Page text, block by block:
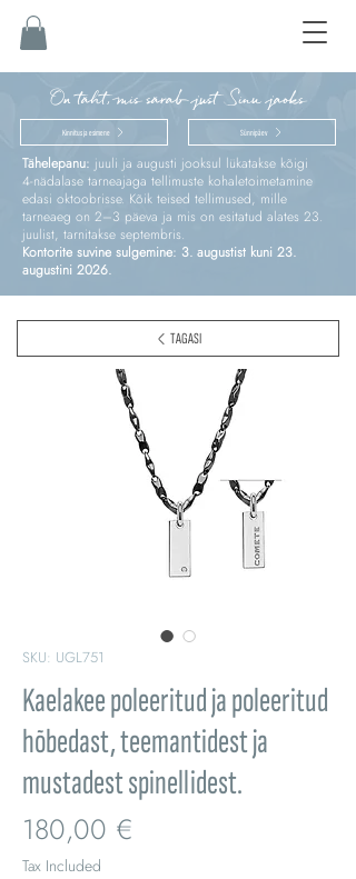
On täht, mis särab just Sinu jaoks
Kinnitus ja esimene Sünnipäev
Tähelepanu: juuli ja augusti jooksul lükatakse kõigi
4‑nädalase tarneajaga tellimuste kohaletoimetamine
edasi oktoobrisse. Kõik teised tellimused, mille
tarneaeg on 2–3 päeva ja mis on esitatud alates 23.
juulist, tarnitakse septembris.
Kontorite suvine sulgemine: 3. augustist kuni 23.
augustini 2026.
SKU: UGL751
Kaelakee poleeritud ja poleeritud
hõbedast, teemantidest ja
mustadest spinellidest.
180,00 €
Tax Included
TAGASI